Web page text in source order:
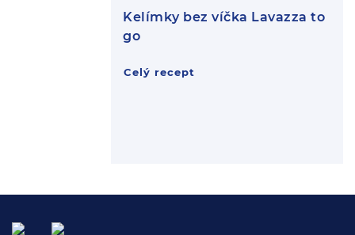
Kelímky bez víčka Lavazza to
go
Celý recept